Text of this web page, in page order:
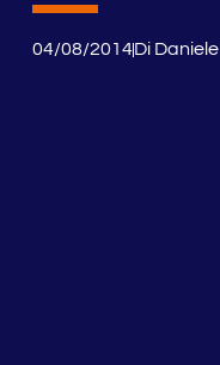
04/08/2014DiDaniele